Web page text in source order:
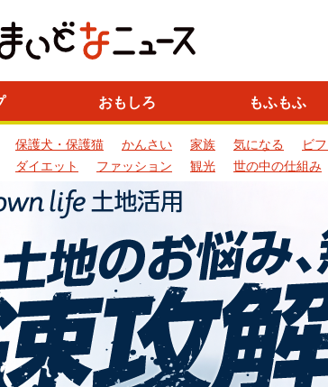
おもしろ もふもふ
保護犬・保護猫 かんさい 家族 気になる ビ
ダイエット
ファッション 観光 世の中の仕組み